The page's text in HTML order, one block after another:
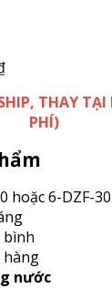
THAY
PHÍ)
hoặc 6-DZF-30
bình
hàng
nước